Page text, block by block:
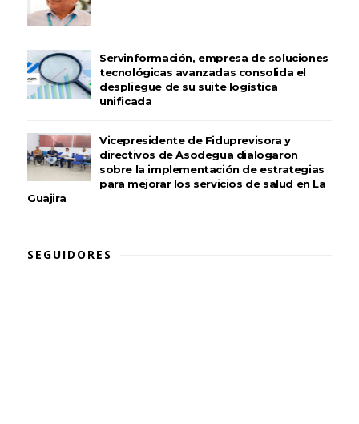
Servinformación, empresa de soluciones
tecnológicas avanzadas consolida el
despliegue de su suite logística
unificada
Vicepresidente de Fiduprevisora y
directivos de Asodegua dialogaron
sobre la implementación de estrategias
para mejorar los servicios de salud en La
Guajira
SEGUIDORES